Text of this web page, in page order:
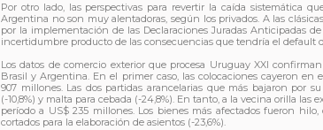
Por otro lado, las perspectivas para revertir la caída sistemática
Argentina no son muy alentadoras, según los privados. A las
por la implementación de las Declaraciones Juradas Anticipadas
incertidumbre producto de las consecuencias que tendría el default
Los datos de comercio exterior que procesa Uruguay XXI
Brasil y Argentina. En el primer caso, las colocaciones cayeron en
907 millones. Las dos partidas arancelarias que más bajaron por
(-10,8%) y malta para cebada (-24,8%). En tanto, a la vecina orilla las
período a US$ 235 millones. Los bienes más afectados fueron
cortados para la elaboración de asientos (-23,6%).